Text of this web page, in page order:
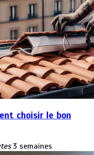
choisir le bon
3 semaines